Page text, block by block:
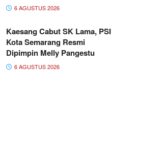
6 AGUSTUS 2026
Kaesang Cabut SK Lama, PSI
Kota Semarang Resmi
Dipimpin Melly Pangestu
6 AGUSTUS 2026